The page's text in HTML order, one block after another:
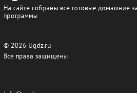
На сайте собраны все готовые домашние
программы
© 2026 Ugdz.ru
Все права защищены